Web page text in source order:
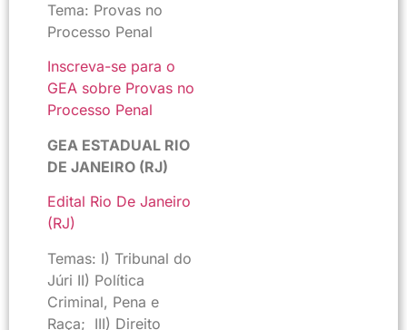
Tema: Provas no
Processo Penal
Inscreva-se para o
GEA sobre Provas no
Processo Penal
GEA ESTADUAL RIO
DE JANEIRO (RJ)
Edital Rio De Janeiro
(RJ)
Temas: I) Tribunal do
Júri II) Política
Criminal, Pena e
Raça; III) Direito